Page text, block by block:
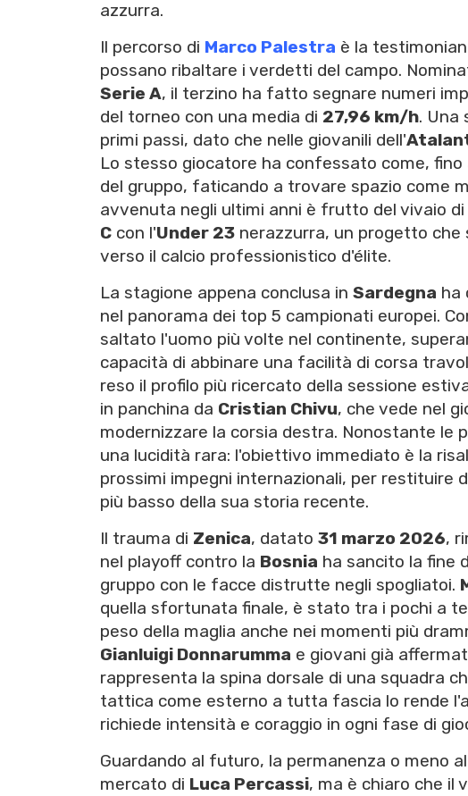
azzurra.
Il percorso di Marco Palestra è la
possano ribaltare i verdetti del campo.
Serie A, il terzino ha fatto segnare numeri
del torneo con una media di 27,96 km/h. Una
primi passi, dato che nelle giovanili dell'
Lo stesso giocatore ha confessato come,
del gruppo, faticando a trovare spazio come
avvenuta negli ultimi anni è frutto del vivaio di
C con l'Under 23 nerazzurra, un progetto
verso il calcio professionistico d'élite.
La stagione appena conclusa in Sardegna ha
nel panorama dei top 5 campionati europei.
saltato l'uomo più volte nel continente,
capacità di abbinare una facilità di corsa
reso il profilo più ricercato della sessione
in panchina da Cristian Chivu, che vede nel
modernizzare la corsia destra. Nonostante le
una lucidità rara: l'obiettivo immediato è la
prossimi impegni internazionali, per restituire
più basso della sua storia recente.
Il trauma di Zenica, datato 31 marzo 2026,
nel playoff contro la Bosnia ha sancito la fine
gruppo con le facce distrutte negli spogliatoi.
quella sfortunata finale, è stato tra i pochi a
peso della maglia anche nei momenti più
Gianluigi Donnarumma e giovani già
rappresenta la spina dorsale di una squadra
tattica come esterno a tutta fascia lo rende
richiede intensità e coraggio in ogni fase di
Guardando al futuro, la permanenza o meno
mercato di Luca Percassi, ma è chiaro che il